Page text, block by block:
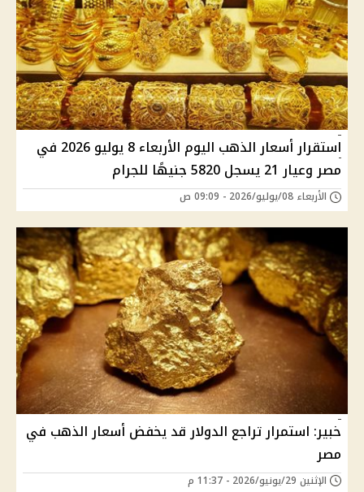
استقرار أسعار الذهب اليوم الأربعاء 8 يوليو 2026 في
مصر وعيار 21 يسجل 5820 جنيهًا للجرام
الأربعاء 08/يوليو/2026 - 09:09 ص
خبير: استمرار تراجع الدولار قد يخفض أسعار الذهب في
مصر
الإثنين 29/يونيو/2026 - 11:37 م